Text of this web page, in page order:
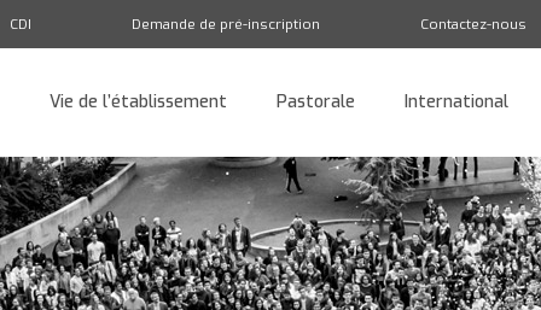
Vie de l’établissement Pastorale International
CDI Demande de pré-inscription Contactez-nous